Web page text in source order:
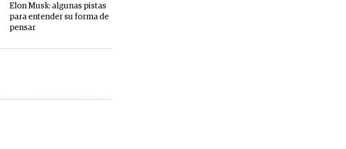
Elon Musk: algunas pistas
para entender su forma de
pensar